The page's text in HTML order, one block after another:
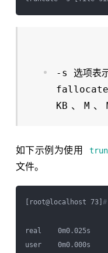
-s 选项表
fallocate
KB 、 M 、
如下示例为使用
文件。
[root@localhost 73]
real    0m0.025s
user    0m0.000s